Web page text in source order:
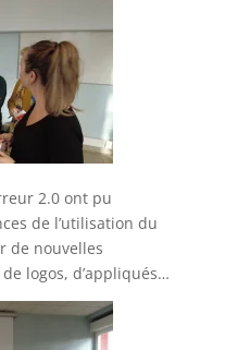
2.0 ont pu
de l’utilisation du
de nouvelles
logos, d’appliqués…